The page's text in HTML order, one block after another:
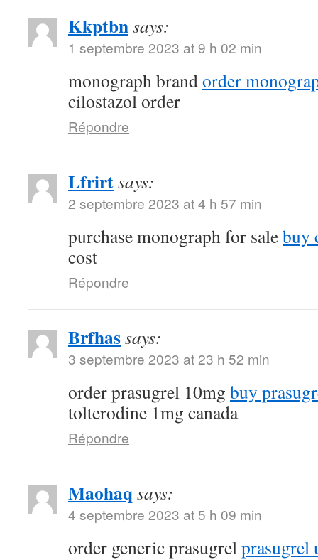
Kkptbnsays:
1 septembre 2023 at 9 h 02 min
monograph brandorder
cilostazol order
Répondre
Lfrirtsays:
2 septembre 2023 at 4 h 57 min
purchase monograph for salebuy
cost
Répondre
Brfhassays:
3 septembre 2023 at 23 h 52 min
order prasugrel 10mg buy
tolterodine 1mg canada
Répondre
Maohaq says:
4 septembre 2023 at 5 h 09 min
order generic prasugrelprasugrel